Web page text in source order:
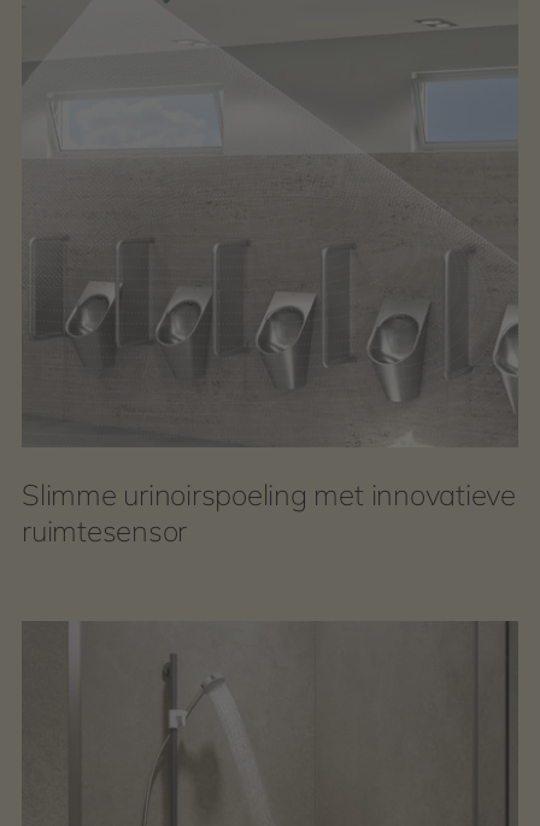
Slimme urinoirspoeling met innovatieve
ruimtesensor